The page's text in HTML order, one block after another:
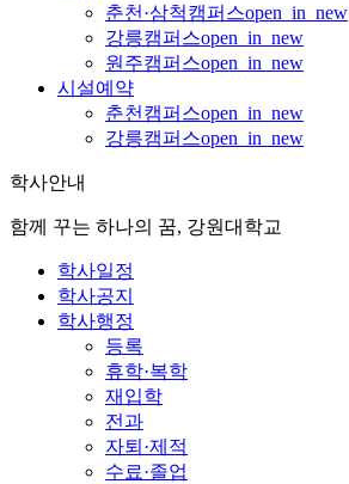
춘천·삼척캠퍼스open_in_new
강릉캠퍼스open_in_new
원주캠퍼스open_in_new
시설예약
춘천캠퍼스open_in_new
강릉캠퍼스open_in_new
학사안내
함께 꾸는 하나의 꿈, 강원대학교
학사일정
학사공지
학사행정
등록
휴학·복학
재입학
전과
자퇴·제적
수료·졸업